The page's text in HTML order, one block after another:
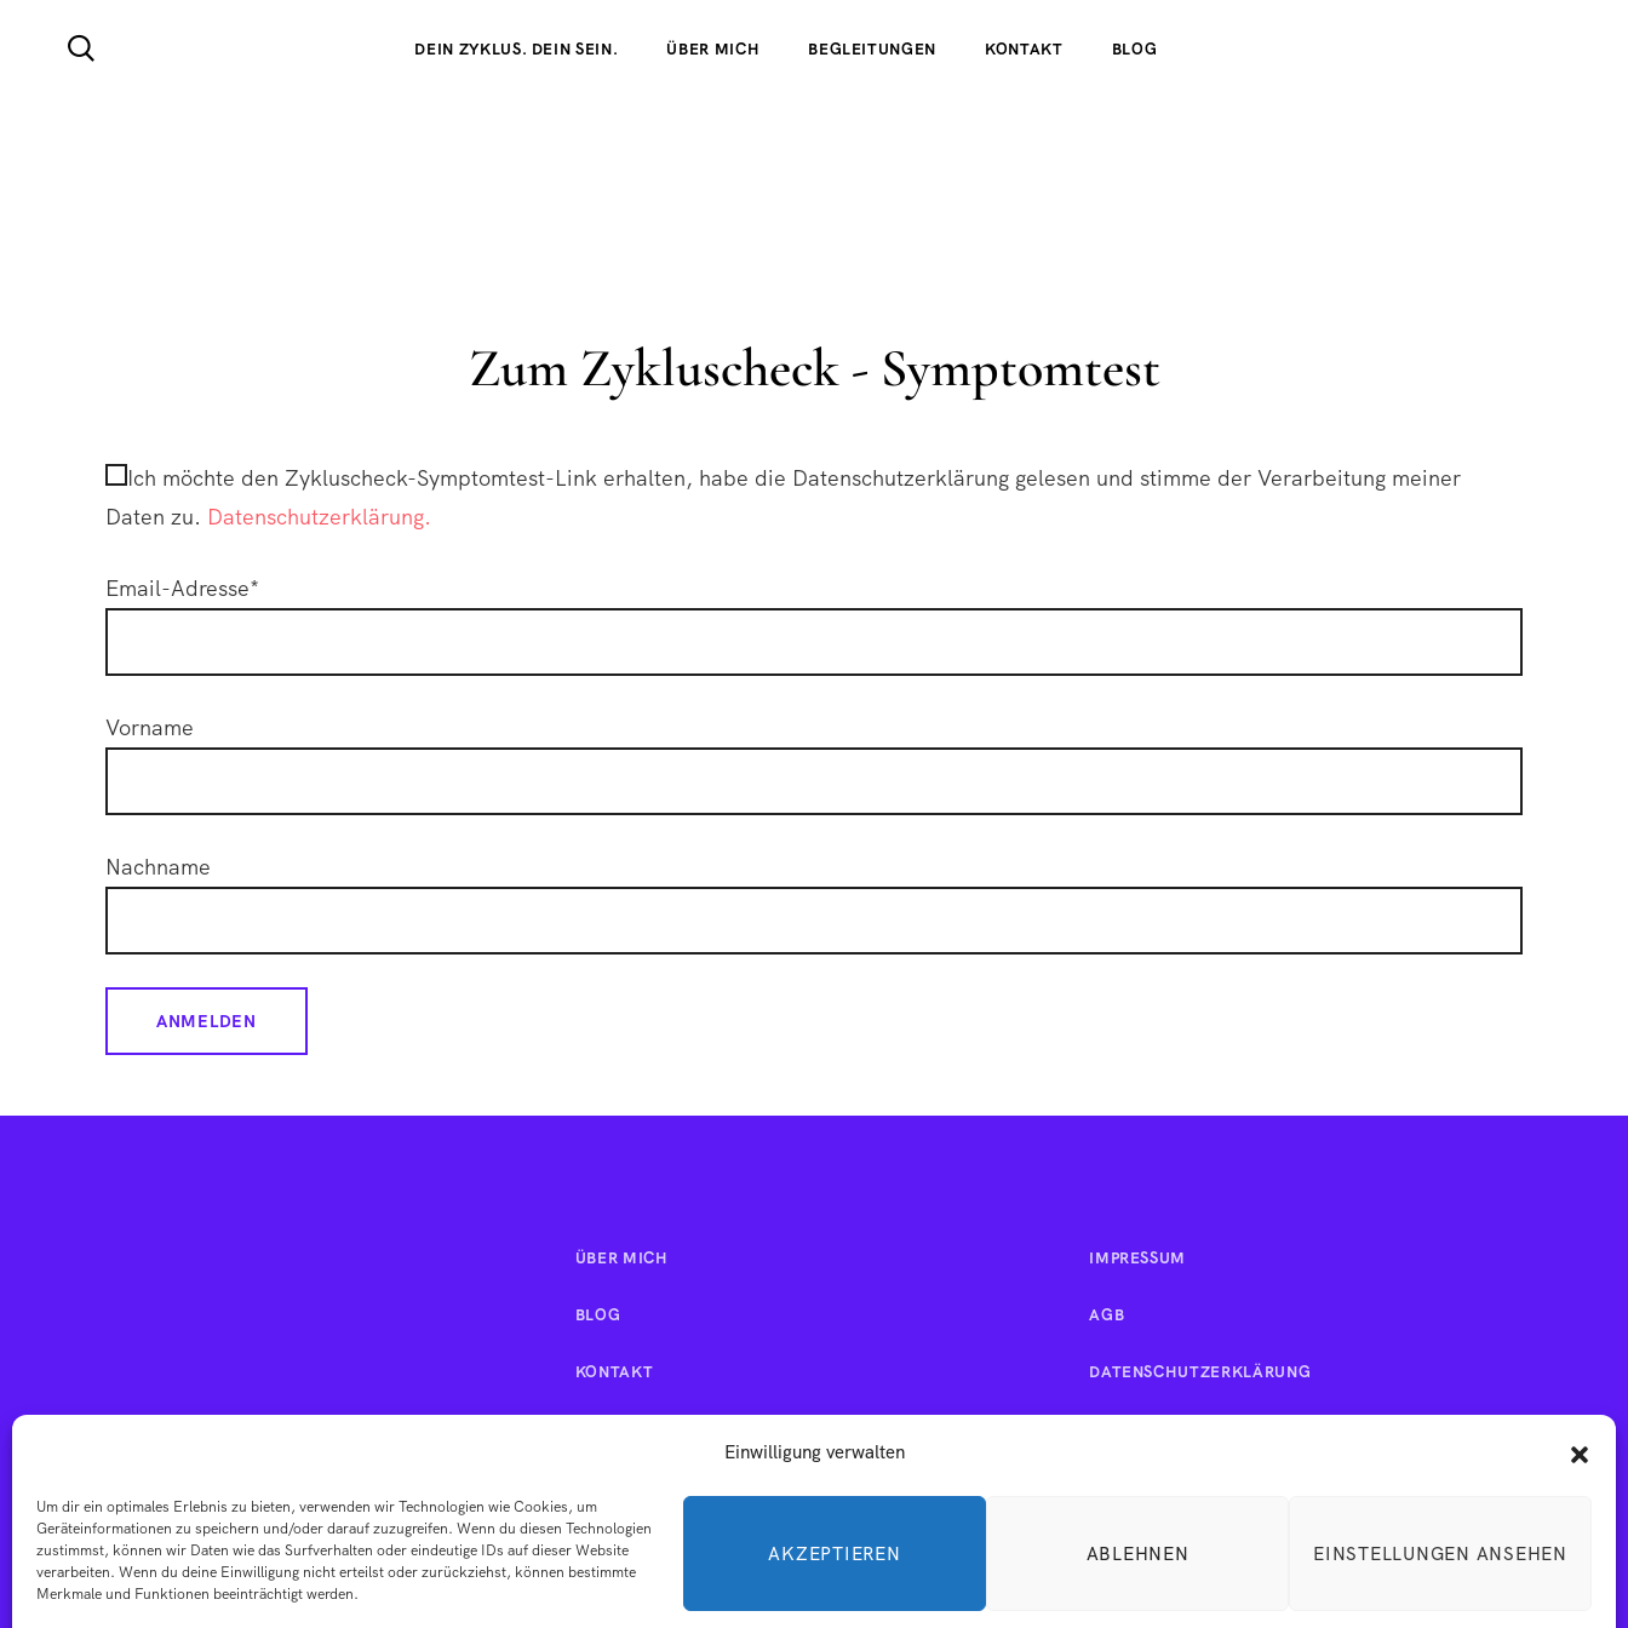
Einwilligung verwalten
Um dir ein optimales Erlebnis zu bieten, verwenden wir Technologien wie Cookies, um
Geräteinformationen zu speichern und/oder darauf zuzugreifen. Wenn du diesen Technologien
zustimmst, können wir Daten wie das Surfverhalten oder eindeutige IDs auf dieser Website
verarbeiten. Wenn du deine Einwilligung nicht erteilst oder zurückziehst, können bestimmte
Merkmale und Funktionen beeinträchtigt werden.
AKZEPTIEREN ABLEHNEN EINSTELLUNGEN ANSEHEN
DEIN ZYKLUS. DEIN SEIN. ÜBER MICH BEGLEITUNGEN KONTAKT BLOG
Zum Zykluscheck - Symptomtest
Ich möchte den Zykluscheck-Symptomtest-Link erhalten, habe die Datenschutzerklärung gelesen und stimme der Verarbeitung meiner
Daten zu. Datenschutzerklärung.
Email-Adresse*
Vorname
Nachname
ÜBER MICH
BLOG
KONTAKT
IMPRESSUM
AGB
DATENSCHUTZERKLÄRUNG